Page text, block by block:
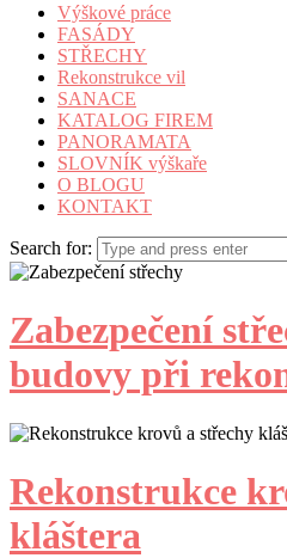
Výškové práce
FASÁDY
STŘECHY
Rekonstrukce vil
SANACE
KATALOG FIREM
PANORAMATA
SLOVNÍK výškaře
O BLOGU
KONTAKT
Search for:
Zabezpečení
budovy při
Rekonstrukce
kláštera